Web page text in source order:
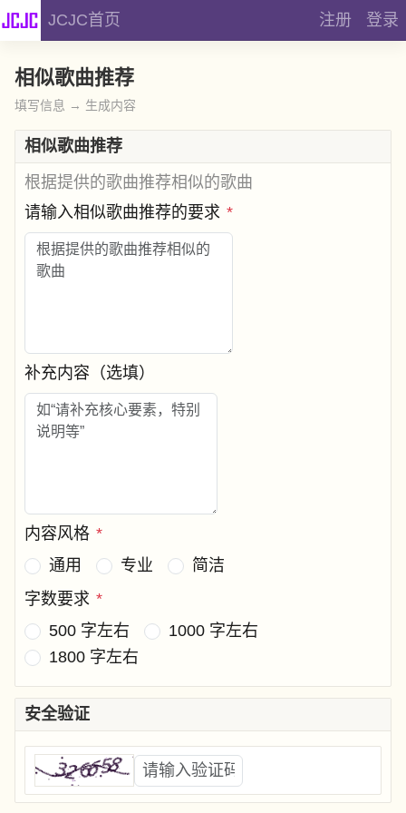
JCJC首页 注册 登录
相似歌曲推荐
填写信息 → 生成内容
相似歌曲推荐
根据提供的歌曲推荐相似的歌曲
请输入相似歌曲推荐的要求 *
补充内容（选填）
内容风格 *
通用
专业
简洁
字数要求 *
500 字左右
1000 字左右
1800 字左右
安全验证